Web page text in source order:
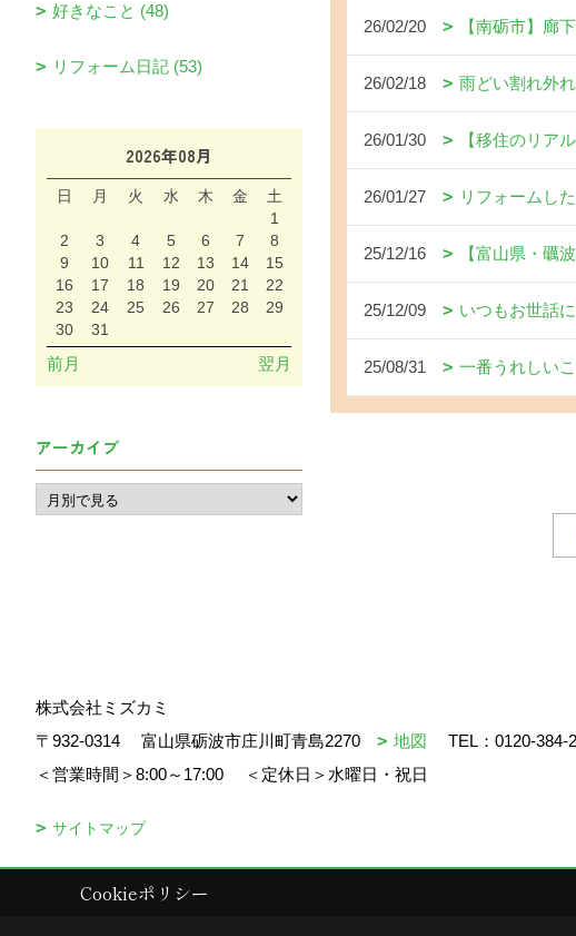
26/02/20 【南砺市】廊
26/02/18 雨どい割れ外
26/01/30 【移住のリア
26/01/27 リフォームし
25/12/16 【富山県・礪
25/12/09 いつもお世話
25/08/31 一番うれしいこ
好きなこと (48)
リフォーム日記 (53)
2026年08月
日 月 火 水 木 金
土
1
2
3 4 5 6 7
8
9
10 11 12 13 14
15
16
17 18 19 20 21
22
23
24 25 26 27 28
29
30
31
前月 翌月
アーカイブ
株式会社ミズカミ
〒932-0314
富山県砺波市庄川町青島2270 地図 TEL： 0120-384-
＜営業時間＞8:00～17:00
＜定休日＞水曜日・祝日
サイトマップ
Copyright (c) mizukami. All Rights Reserved.
Cookieポリシー